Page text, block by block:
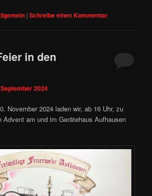
|Schreibe einen Kommentar
in den
2024
November 2024 laden wir, ab 16 Uhr, zu
Advent am und im Gerätehaus Aufhausen